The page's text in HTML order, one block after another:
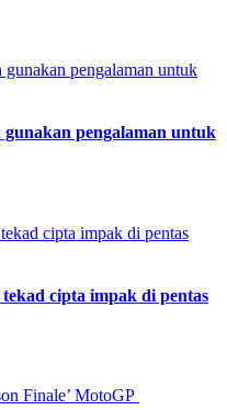
pengalaman untuk
cipta impak di pentas